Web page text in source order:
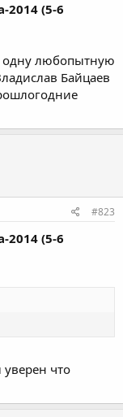
2014 (5-6
одну любопытную
Байцаев
#823
2014 (5-6
что